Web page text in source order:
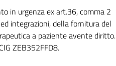
in urgenza ex art.36, comma 2
integrazioni, della fornitura del
a paziente avente diritto.
ZEB352FFD8.